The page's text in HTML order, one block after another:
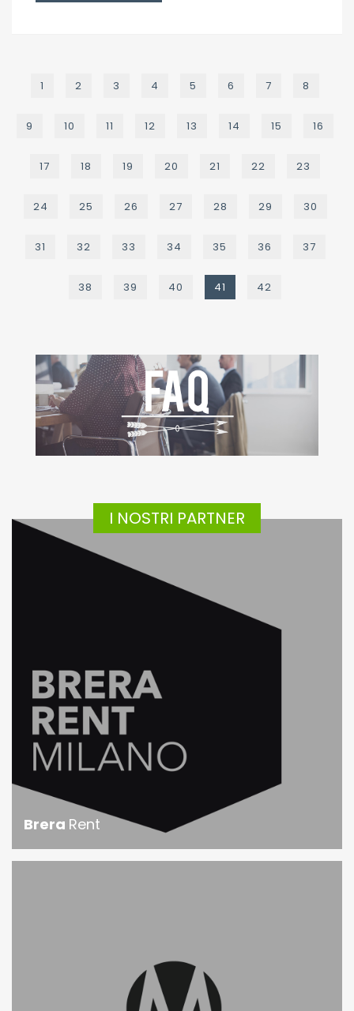
1 2 3 4 5 6 7 8
9 10 11 12 13 14 15 16
17 18 19 20 21 22 23
24 25 26 27 28 29 30
31 32 33 34 35 36 37
38 39 40 41 42
I NOSTRI PARTNER
Brera Rent